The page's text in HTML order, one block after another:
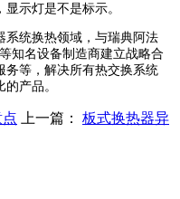
示灯是不是标示。
系统换热领域，与瑞典阿法
知名设备制造商建立战略合
务等，解决所有热交换系统
产品。
上一篇： 板式换热器异